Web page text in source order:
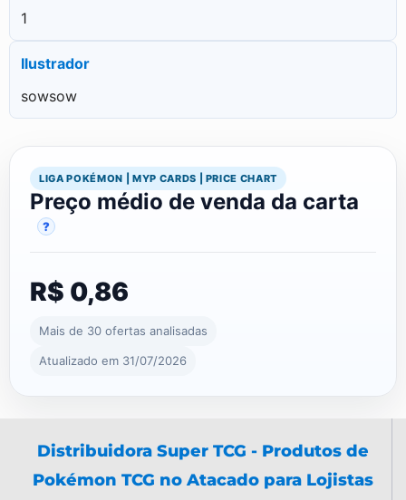
1
Ilustrador
sowsow
LIGA POKÉMON | MYP CARDS | PRICE CHART
Preço médio de venda da carta
?
R$ 0,86
Mais de 30 ofertas analisadas
Atualizado em 31/07/2026
Distribuidora Super TCG - Produtos de
Pokémon TCG no Atacado para Lojistas